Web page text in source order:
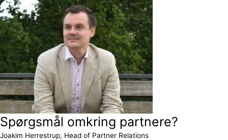
Spørgsmål omkring partnere?
Joakim Herrestrup, Head of Partner Relations